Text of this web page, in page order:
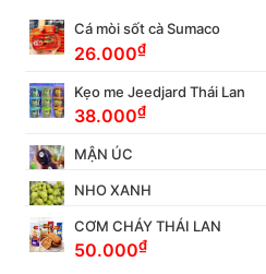
Cá mòi sốt cà Sumaco
26.000₫
Kẹo me Jeedjard Thái Lan
38.000₫
MẬN ÚC
NHO XANH
CƠM CHÁY THÁI LAN
50.000₫